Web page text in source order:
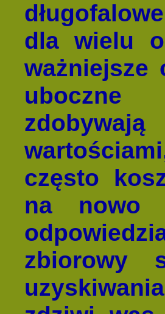
dla wielu
uboczne
często
na nowo
zbiorowy